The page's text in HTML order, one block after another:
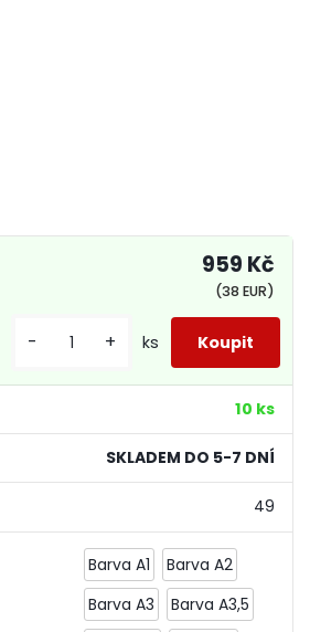
10 ks
SKLADEM DO 5-7 DNÍ
49
Barva A1
Barva A2
Barva A3
Barva A3,5
959 Kč
(38 EUR)
- + ks